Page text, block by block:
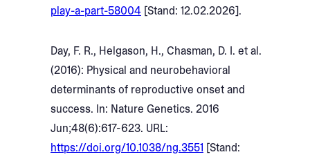
play-a-part-58004 [Stand: 12.02.2026].
Day, F. R., Helgason, H., Chasman, D. I. et al.
(2016): Physical and neurobehavioral
determinants of reproductive onset and
success. In: Nature Genetics. 2016
Jun;48(6):617-623. URL:
https://doi.org/10.1038/ng.3551 [Stand: